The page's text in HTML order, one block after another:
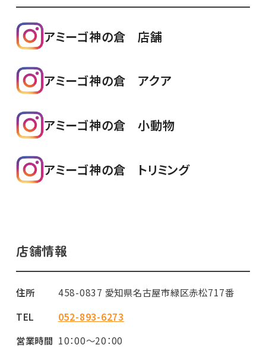
アミーゴ神の倉 店舗
アミーゴ神の倉 アクア
アミーゴ神の倉 小動物
アミーゴ神の倉 トリミング
店舗情報
住所
458-0837 愛知県名古屋市緑区赤松717番
TEL
052-893-6273
営業時間 10：00～20：00